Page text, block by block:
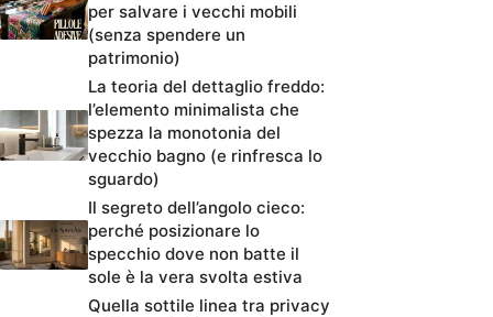
per salvare i vecchi mobili
(senza spendere un
patrimonio)
La teoria del dettaglio freddo:
l’elemento minimalista che
spezza la monotonia del
vecchio bagno (e rinfresca lo
sguardo)
Il segreto dell’angolo cieco:
perché posizionare lo
specchio dove non batte il
sole è la vera svolta estiva
Quella sottile linea tra privacy